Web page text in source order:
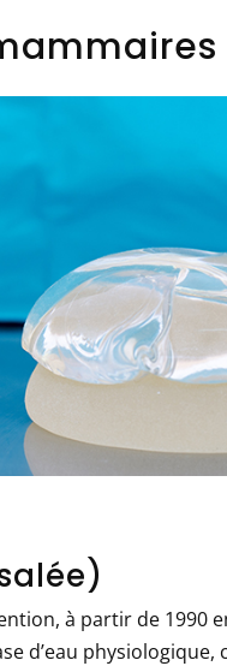
à partir de 1990
d’eau physiologique,